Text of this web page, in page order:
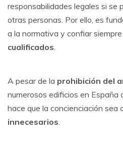
responsabilidades legales si se
otras personas. Por ello, es
a la normativa y confiar
cualificados.
A pesar de la prohibición del
numerosos edificios en España
hace que la concienciación sea
innecesarios.